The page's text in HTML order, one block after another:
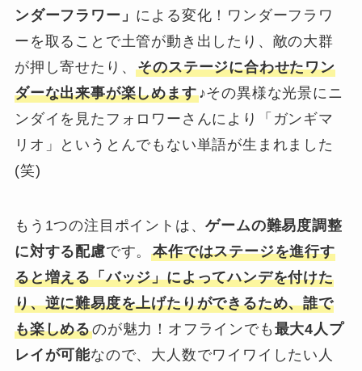
ンダーフラワー」 による変化！ワンダーフラワ
ーを取ることで土管が動き出したり、敵の大群
が押し寄せたり、そのステージに合わせたワン
ダーな出来事が楽しめます♪その異様な光景にニ
ンダイを見たフォロワーさんにより「ガンギマ
リオ」というとんでもない単語が生まれました
(笑)
もう1つの注目ポイントは、ゲームの難易度調整
に対する配慮です。本作ではステージを進行す
ると増える「バッジ」によってハンデを付けた
り、逆に難易度を上げたりができるため、誰で
も楽しめるのが魅力！オフラインでも 最大4人プ
レイが可能なので、大人数でワイワイしたい人